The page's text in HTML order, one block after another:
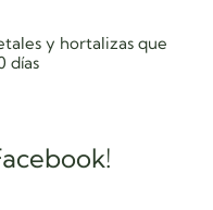
y hortalizas que
días